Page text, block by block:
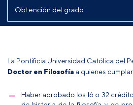
La Pontificia Universidad Católica del
Doctor en Filosofía a quienes
Haber aprobado los 16 o 32